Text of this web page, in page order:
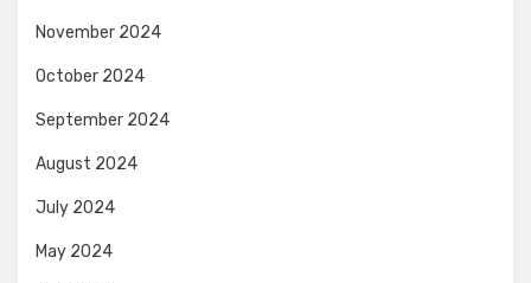
November 2024
October 2024
September 2024
August 2024
July 2024
May 2024